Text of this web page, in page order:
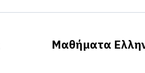
Facebook
X
LinkedIn
Next
Μαθήματα